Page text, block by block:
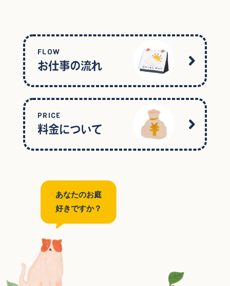
FLOW
お仕事の流れ
PRICE
料金について
あなたのお庭
好きですか？